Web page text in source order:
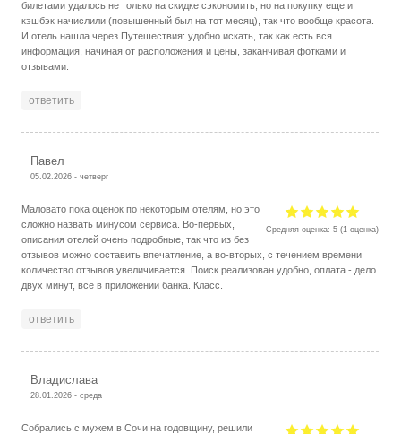
билетами удалось не только на скидке сэкономить, но на покупку еще и
кэшбэк начислили (повышенный был на тот месяц), так что вообще красота.
И отель нашла через Путешествия: удобно искать, так как есть вся
информация, начиная от расположения и цены, заканчивая фотками и
отзывами.
ответить
Павел
05.02.2026 - четверг
Средняя оценка:5 (1 оценка)
Маловато пока оценок по некоторым отелям, но это
сложно назвать минусом сервиса. Во-первых,
описания отелей очень подробные, так что из без
отзывов можно составить впечатление, а во-вторых, с течением времени
количество отзывов увеличивается. Поиск реализован удобно, оплата - дело
двух минут, все в приложении банка. Класс.
ответить
Владислава
28.01.2026 - среда
Собрались с мужем в Сочи на годовщину, решили